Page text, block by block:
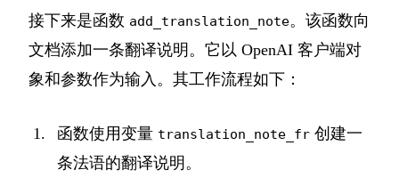
接下来是函数 add_translation_note。该函数向
文档添加一条翻译说明。它以 OpenAI 客户端对
象和参数作为输入。其工作流程如下：
函数使用变量 translation_note_fr 创建一
条法语的翻译说明。